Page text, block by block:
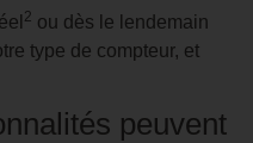
2 ou dès le lendemain
type de compteur, et
peuvent